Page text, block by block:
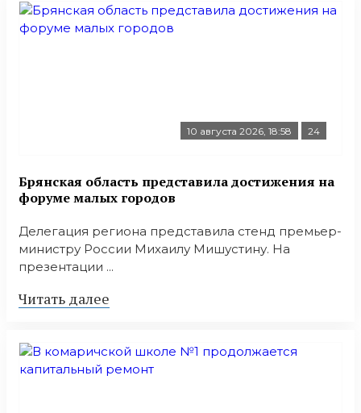
10 августа 2026, 18:58 24
Брянская область представила достижения на
форуме малых городов
Делегация региона представила стенд премьер-
министру России Михаилу Мишустину. На
презентации ...
Читать далее